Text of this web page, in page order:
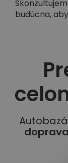
budúcna,